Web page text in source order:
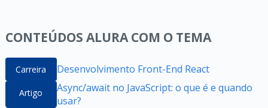
CONTEÚDOS ALURA COM O TEMA
Carreira Desenvolvimento Front-End React
Artigo
Async/await no JavaScript: o que é e quando
usar?